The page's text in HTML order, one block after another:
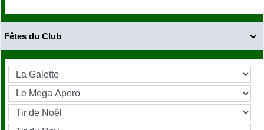

Fêtes du Club